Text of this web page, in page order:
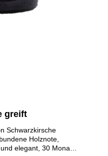
greift
Schwarzkirsche
Holznote,
elegant, 30 Monate